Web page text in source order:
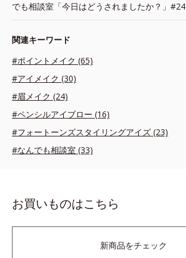
でも相談室「今日はどうされましたか？」#24
関連キーワード
#ポイントメイク (65)
#アイメイク (30)
#眉メイク (24)
#ペンシルアイブロー (16)
#フォートーンズスタイリングアイズ (23)
#なんでも相談室 (33)
お買いものはこちら
新商品をチェック